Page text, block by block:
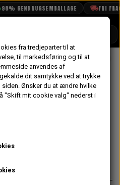
GENBRUGSEMBALLAGE FRI
Instrument Bord
til
kr.
SMI447459210SPR
fra tredjeparter til at
til markedsføring og til at
anvendes af
dit samtykke ved at trykke
siden. Ønsker du at ændre hvilke
"Skift mit cookie valg" nederst i